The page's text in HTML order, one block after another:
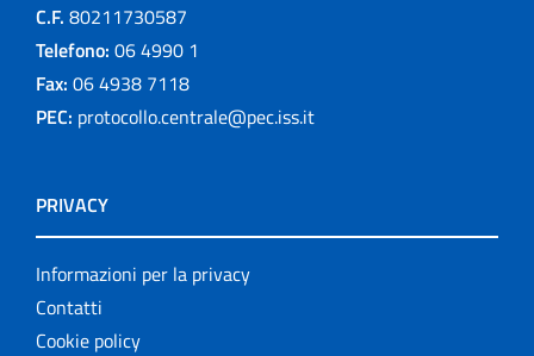
C.F. 80211730587
Telefono: 06 4990 1
Fax: 06 4938 7118
PEC: protocollo.centrale@pec.iss.it
PRIVACY
Informazioni per la privacy
Contatti
Cookie policy